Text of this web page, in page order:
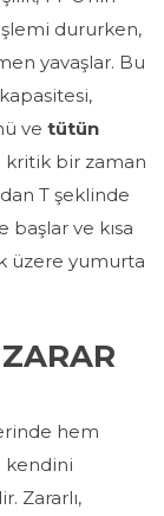
dururken,
yavaşlar. Bu
ve tütün
kritik bir zaman
T şeklinde
başlar ve kısa
üzere yumurta
hem
kendini
Zararlı,